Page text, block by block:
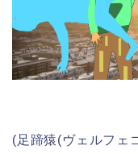
(足蹄猿(ヴェルフェ